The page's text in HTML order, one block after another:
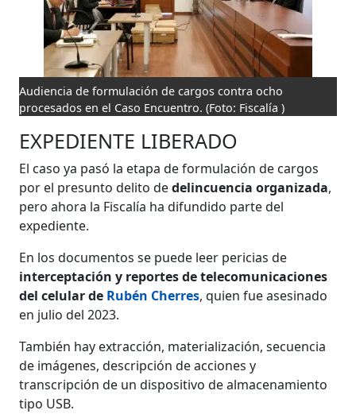
Audiencia de formulación de cargos contra ocho
procesados en el Caso Encuentro. (Foto: Fiscalía )
EXPEDIENTE LIBERADO
El caso ya pasó la etapa de formulación de cargos
por el presunto delito dedelincuencia organizada,
pero ahora la Fiscalía ha difundido parte del
expediente.
En los documentos se puede leer pericias de
interceptación y reportes de telecomunicaciones
del celular de Rubén Cherres, quien fue asesinado
en julio del 2023.
También hay extracción, materialización, secuencia
de imágenes, descripción de acciones y
transcripción de un dispositivo de almacenamiento
tipo USB.